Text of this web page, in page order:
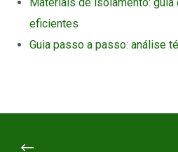
eficientes
Guia passo a passo: análise